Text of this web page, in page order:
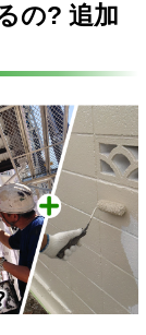
の? 追加